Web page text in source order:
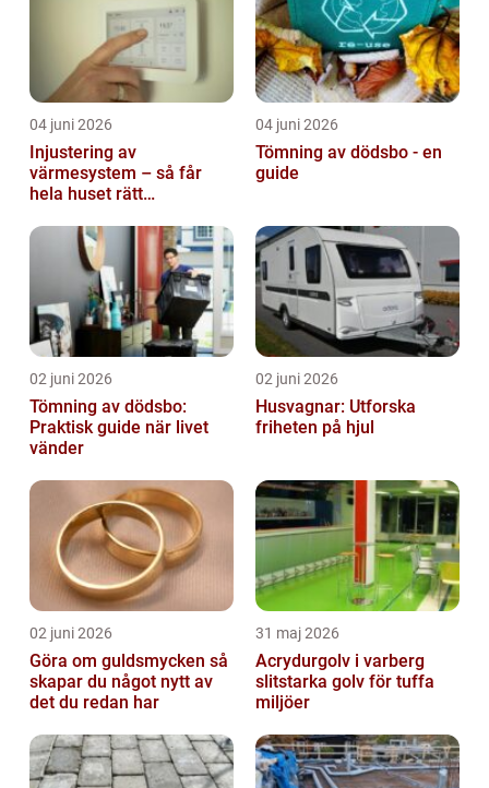
04 juni 2026
Injustering av
värmesystem – så får
hela huset rätt
04 juni 2026
Tömning av dödsbo - en
guide
02 juni 2026
Tömning av dödsbo:
Praktisk guide när livet
vänder
02 juni 2026
Husvagnar: Utforska
friheten på hjul
02 juni 2026
Göra om guldsmycken så
skapar du något nytt av
det du redan har
31 maj 2026
Acrydurgolv i varberg
slitstarka golv för tuffa
miljöer